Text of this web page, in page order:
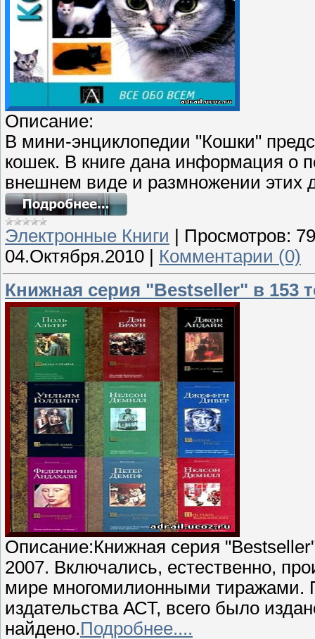
Описание:
В мини-энциклопедии "Кошки"
кошек. В книге дана информация о
внешнем виде и размножении этих
Электронные Книги Просмотров:
04.Октября.2010
Комментарии (0)
Книжная серия "Bestseller" в 153
Описание:Книжная серия
2007. Включались, естественно,
мире многомилионными
издательства АСТ, всего было
найдено.Подробнее....